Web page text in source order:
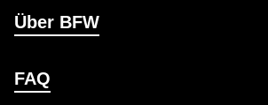
Über BFW
FAQ